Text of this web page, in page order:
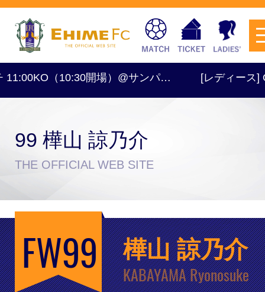
試合日程・結果 アクセス
クラブ・会社情報 レディース
チケットを購入
10:30開場）@サンパ… [レディース] OFF
99 樺山 諒乃介
THE OFFICIAL WEB SITE
FW99 樺山 諒乃介
KABAYAMA Ryonosuke